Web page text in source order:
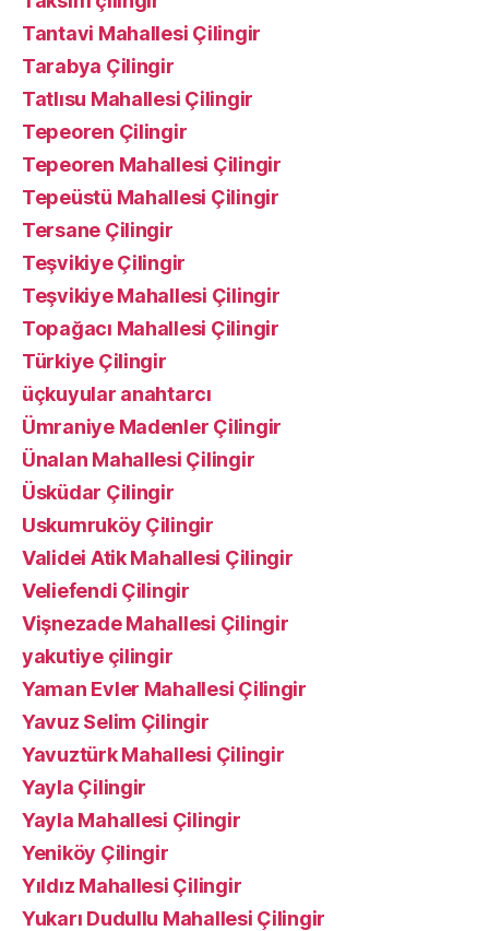
Tantavi Mahallesi Çilingir
Tarabya Çilingir
Tatlısu Mahallesi Çilingir
Tepeoren Çilingir
Tepeoren Mahallesi Çilingir
Tepeüstü Mahallesi Çilingir
Tersane Çilingir
Teşvikiye Çilingir
Teşvikiye Mahallesi Çilingir
Topağacı Mahallesi Çilingir
Türkiye Çilingir
üçkuyular anahtarcı
Ümraniye Madenler Çilingir
Ünalan Mahallesi Çilingir
Üsküdar Çilingir
Uskumruköy Çilingir
Validei Atik Mahallesi Çilingir
Veliefendi Çilingir
Vişnezade Mahallesi Çilingir
yakutiye çilingir
Yaman Evler Mahallesi Çilingir
Yavuz Selim Çilingir
Yavuztürk Mahallesi Çilingir
Yayla Çilingir
Yayla Mahallesi Çilingir
Yeniköy Çilingir
Yıldız Mahallesi Çilingir
Yukarı Dudullu Mahallesi Çilingir